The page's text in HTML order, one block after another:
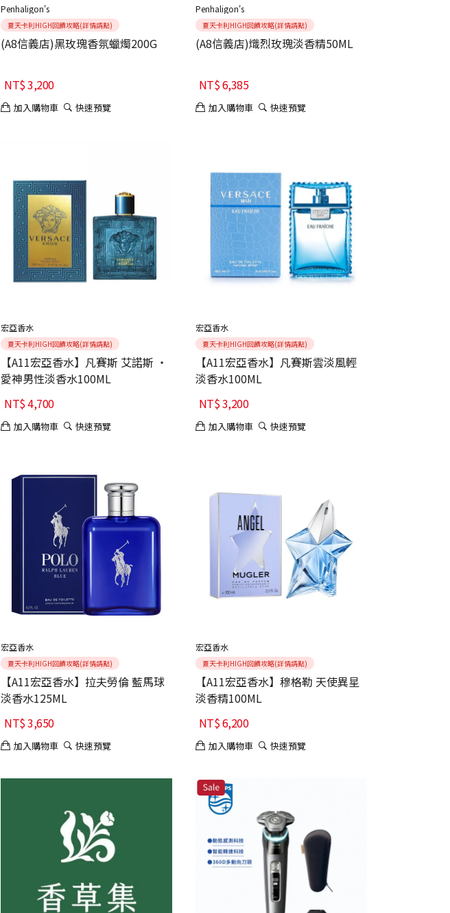
Penhaligon's
夏天卡利HIGH回饋攻略(詳情請點)
(A8信義店)黑玫瑰香氛蠟燭200G
NT$3,200
加入購物車 快速預覽
Penhaligon's
夏天卡利HIGH回饋攻略(詳情請點)
(A8信義店)熾烈玫瑰淡香精50ML
NT$6,385
加入購物車 快速預覽
宏亞香水
夏天卡利HIGH回饋攻略(詳情請點)
【A11宏亞香水】凡賽斯 艾諾斯 ‧
愛神男性淡香水100ML
NT$4,700
加入購物車 快速預覽
宏亞香水
夏天卡利HIGH回饋攻略(詳情請點)
【A11宏亞香水】凡賽斯雲淡風輕
淡香水100ML
NT$3,200
加入購物車 快速預覽
宏亞香水
夏天卡利HIGH回饋攻略(詳情請點)
【A11宏亞香水】拉夫勞倫 藍馬球
淡香水125ML
NT$3,650
加入購物車 快速預覽
宏亞香水
夏天卡利HIGH回饋攻略(詳情請點)
【A11宏亞香水】穆格勒 天使異星
淡香精100ML
NT$6,200
加入購物車 快速預覽